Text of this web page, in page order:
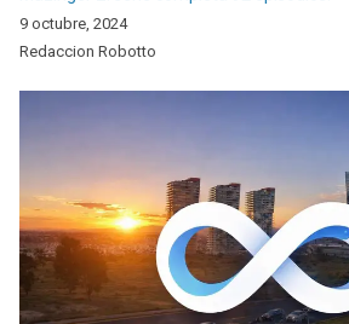
9 octubre, 2024
Redaccion Robotto